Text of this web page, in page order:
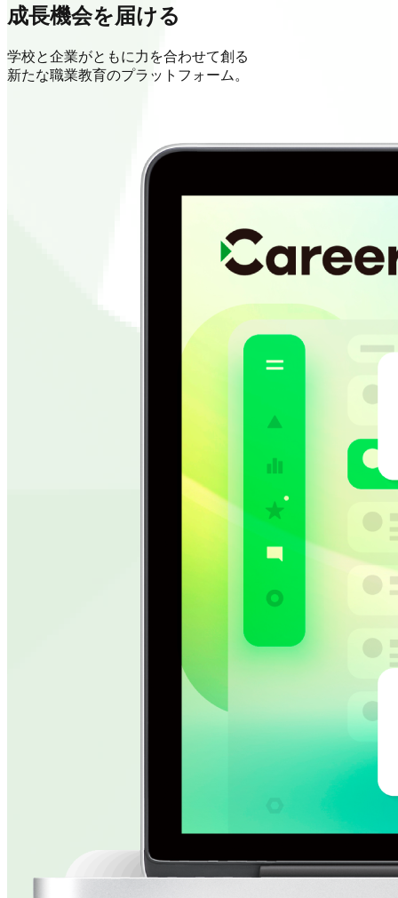
成長機会を届ける
学校と企業がともに力を合わせて創る
新たな職業教育のプラットフォーム。